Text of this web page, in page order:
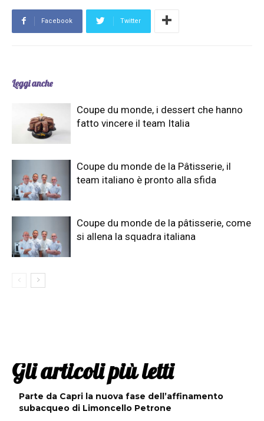
Facebook Twitter
Leggi anche
Coupe du monde, i dessert che hanno
fatto vincere il team Italia
Coupe du monde de la Pâtisserie, il
team italiano è pronto alla sfida
Coupe du monde de la pâtisserie, come
si allena la squadra italiana
Gli articoli più letti
Parte da Capri la nuova fase dell’affinamento
subacqueo di Limoncello Petrone